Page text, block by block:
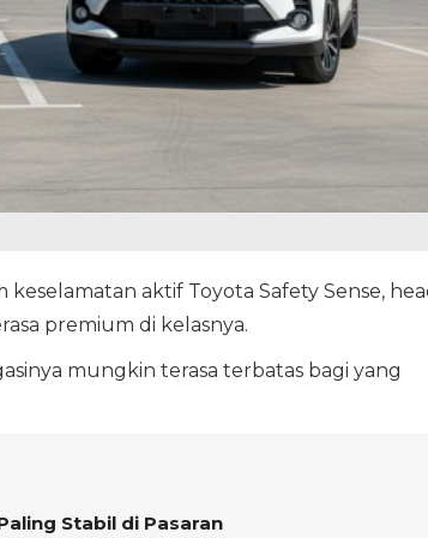
aktif Toyota Safety Sense,
premium di kelasnya.
mungkin terasa terbatas bagi yang
Stabil di Pasaran